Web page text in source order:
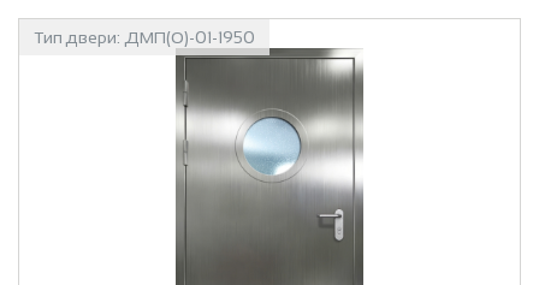
Тип двери: ДМП(О)-01-1950